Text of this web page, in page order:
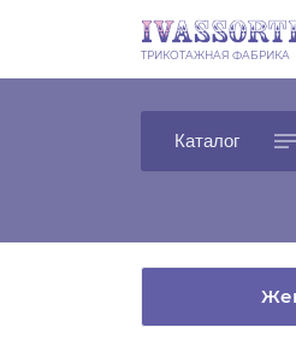
ТРИКОТАЖНАЯ ФАБРИКА
Каталог